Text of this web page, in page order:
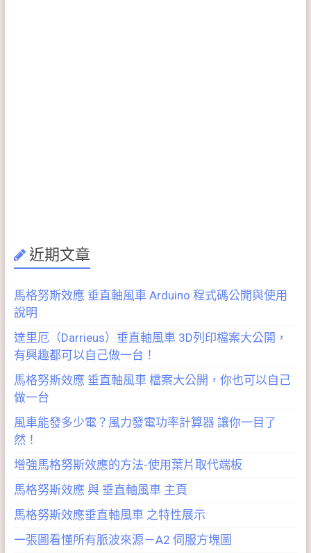
近期文章
馬格努斯效應 垂直軸風車 Arduino 程式碼公開與使用
說明
達里厄（Darrieus）垂直軸風車 3D列印檔案大公開，
有興趣都可以自己做一台！
馬格努斯效應 垂直軸風車 檔案大公開，你也可以自己
做一台
風車能發多少電？風力發電功率計算器 讓你一目了
然！
增強馬格努斯效應的方法-使用葉片取代端板
馬格努斯效應 與 垂直軸風車 主頁
馬格努斯效應垂直軸風車 之特性展示
一張圖看懂所有脈波來源－A2 伺服方塊圖